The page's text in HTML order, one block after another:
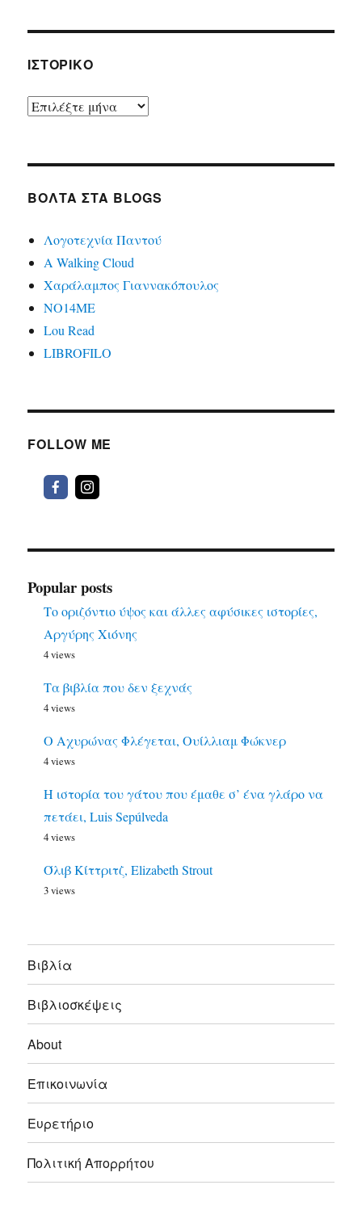
ΙΣΤΟΡΙΚΌ
Ιστορικό
ΒΌΛΤΑ ΣΤΑ BLOGS
Λογοτεχνία Παντού
A Walking Cloud
Χαράλαμπος Γιαννακόπουλος
ΝΟ14ΜΕ
Lou Read
LIBROFILO
FOLLOW ME
Popular posts
Το οριζόντιο ύψος και άλλες αφύσικες ιστορίες,
Αργύρης Χιόνης
4 views
Τα βιβλία που δεν ξεχνάς
4 views
Ο Αχυρώνας Φλέγεται, Ουίλλιαμ Φώκνερ
4 views
Η ιστορία του γάτου που έμαθε σ’ ένα γλάρο να
πετάει, Luis Sepúlveda
4 views
Όλιβ Κίττριτζ, Elizabeth Strout
3 views
Bιβλία
Βιβλιοσκέψεις
About
Επικοινωνία
Ευρετήριο
Πολιτική Απορρήτου